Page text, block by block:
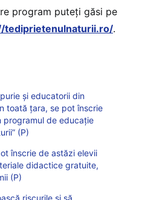
program puteţi găsi pe
tediprietenulnaturii.ro/.
și educatorii din
toată țara, se pot înscrie
programul de educație
(P)
înscrie de astăzi elevii
didactice gratuite,
(P)